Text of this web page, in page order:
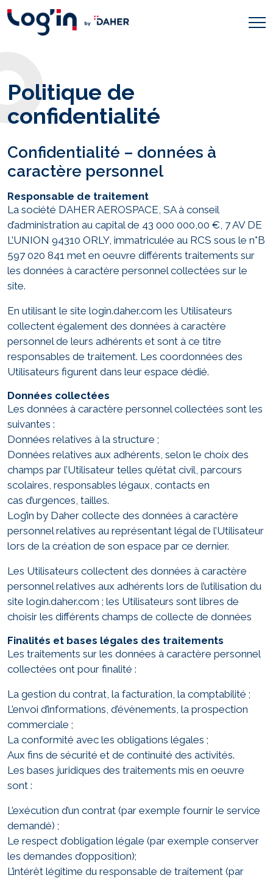
Politique de
confidentialité
Confidentialité – données à
caractère personnel
Responsable de traitement
La société DAHER AEROSPACE, SA à conseil
d’administration au capital de 43 000 000,00 €, 7 AV DE
L’UNION 94310 ORLY, immatriculée au RCS sous le n°B
597 020 841 met en oeuvre différents traitements sur
les données à caractère personnel collectées sur le
site.
En utilisant le site login.daher.com les Utilisateurs
collectent également des données à caractère
personnel de leurs adhérents et sont à ce titre
responsables de traitement. Les coordonnées des
Utilisateurs figurent dans leur espace dédié.
Données collectées
Les données à caractère personnel collectées sont les
suivantes :
Données relatives à la structure ;
Données relatives aux adhérents, selon le choix des
champs par l’Utilisateur telles qu’état civil, parcours
scolaires, responsables légaux, contacts en
cas d’urgences, tailles.
Log’in by Daher collecte des données à caractère
personnel relatives au représentant légal de l’Utilisateur
lors de la création de son espace par ce dernier.
Les Utilisateurs collectent des données à caractère
personnel relatives aux adhérents lors de l’utilisation du
site login.daher.com ; les Utilisateurs sont libres de
choisir les différents champs de collecte de données
Finalités et bases légales des traitements
Les traitements sur les données à caractère personnel
collectées ont pour finalité :
La gestion du contrat, la facturation, la comptabilité ;
L’envoi d’informations, d’évènements, la prospection
commerciale ;
La conformité avec les obligations légales ;
Aux fins de sécurité et de continuité des activités.
Les bases juridiques des traitements mis en oeuvre
sont :
L’exécution d’un contrat (par exemple fournir le service
demandé) ;
Le respect d’obligation légale (par exemple conserver
les demandes d’opposition);
L’intérêt légitime du responsable de traitement (par